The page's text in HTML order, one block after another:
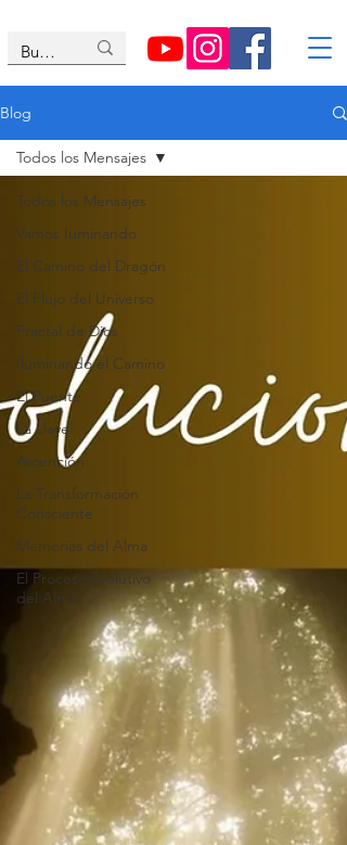
Blog
Todos los Mensajes
Vamos Iuminando
El Camino del Dragón
El Flujo del Universo
Fractal de Dios
Iluminando el Camino
El Puente
La Llave
Ascención
La Transformación
Consciente
Memorias del Alma
El Proceso Evolutivo
del Alma
Todos los Mensajes